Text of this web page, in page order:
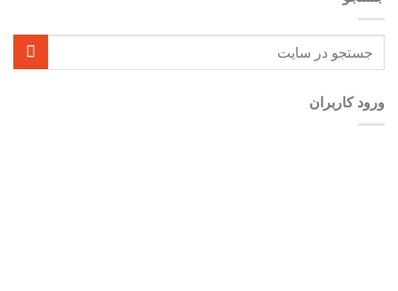
ورود کاربران